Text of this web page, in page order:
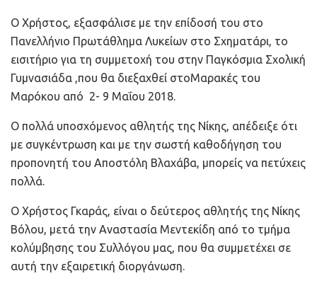
Ο Χρήστος, εξασφάλισε με την επίδοσή του στο
Πανελλήνιο Πρωτάθλημα Λυκείων στο Σχηματάρι, το
εισιτήριο για τη συμμετοχή του στην Παγκόσμια Σχολική
Γυμνασιάδα ,που θα διεξαχθεί στοΜαρακές του
Μαρόκου από 2- 9 Μαΐου 2018.
Ο πολλά υποσχόμενος αθλητής της Νίκης, απέδειξε ότι
με συγκέντρωση και με την σωστή καθοδήγηση του
προπονητή του Αποστόλη Βλαχάβα, μπορείς να πετύχεις
πολλά.
Ο Χρήστος Γκαράς, είναι ο δεύτερος αθλητής της Νίκης
Βόλου, μετά την Αναστασία Μεντεκίδη από το τμήμα
κολύμβησης του Συλλόγου μας, που θα συμμετέχει σε
αυτή την εξαιρετική διοργάνωση.